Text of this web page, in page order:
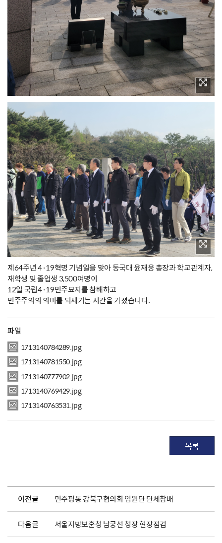
제64주년 4·19혁명 기념일을 맞아 동국대 윤재웅 총장과 학교관계자,
재학생 및 졸업생 3,500여명이
12일 국립4·19민주묘지를 참배하고
민주주의의 의미를 되새기는 시간을 가졌습니다.
파일
1713140784289.jpg
1713140781550.jpg
1713140777902.jpg
1713140769429.jpg
1713140763531.jpg
목록
이전글 민주평통 강북구협의회 임원단 단체참배
다음글 서울지방보훈청 남궁선 청장 현장점검